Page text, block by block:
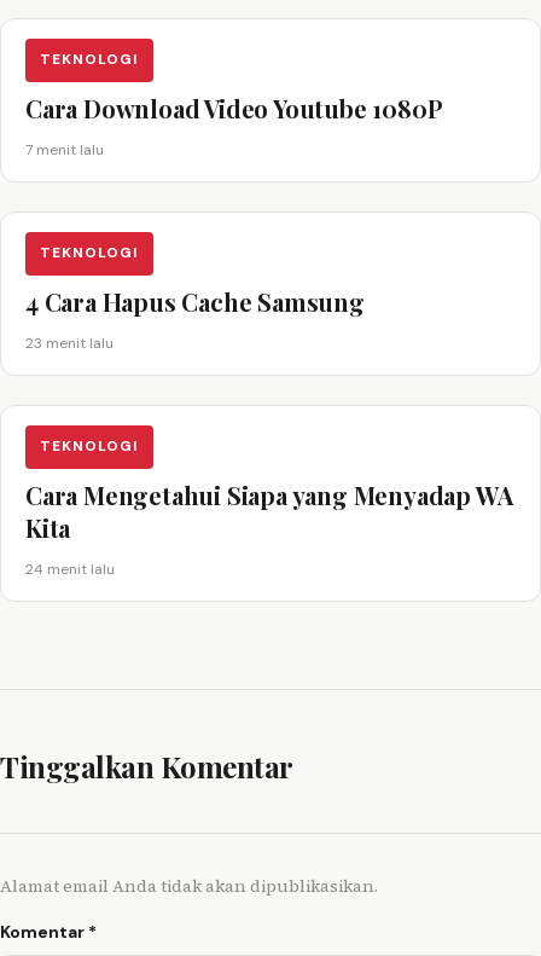
TEKNOLOGI
Cara Download Video Youtube 1080P
7 menit lalu
TEKNOLOGI
4 Cara Hapus Cache Samsung
23 menit lalu
TEKNOLOGI
Cara Mengetahui Siapa yang Menyadap WA
Kita
24 menit lalu
Tinggalkan Komentar
Alamat email Anda tidak akan dipublikasikan.
Komentar *